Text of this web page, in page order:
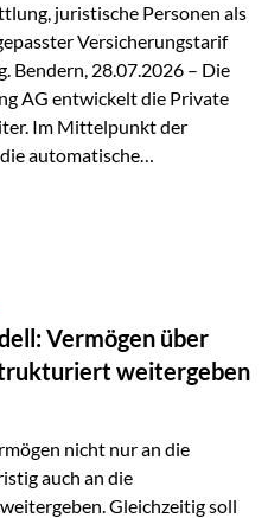
juristische Personen als
Versicherungstarif
Bendern, 28.07.2026 – Die
AG entwickelt die Private
Im Mittelpunkt der
automatische
sowie eine
deutlich effizienter
elektronisch übermittelt,
weitere Bearbeitung
auch juristische Personen,
als
werden. Damit erweitert
der Private Wealth
Vermögen über
weitergeben
nicht nur an die
auch an die
Gleichzeitig soll